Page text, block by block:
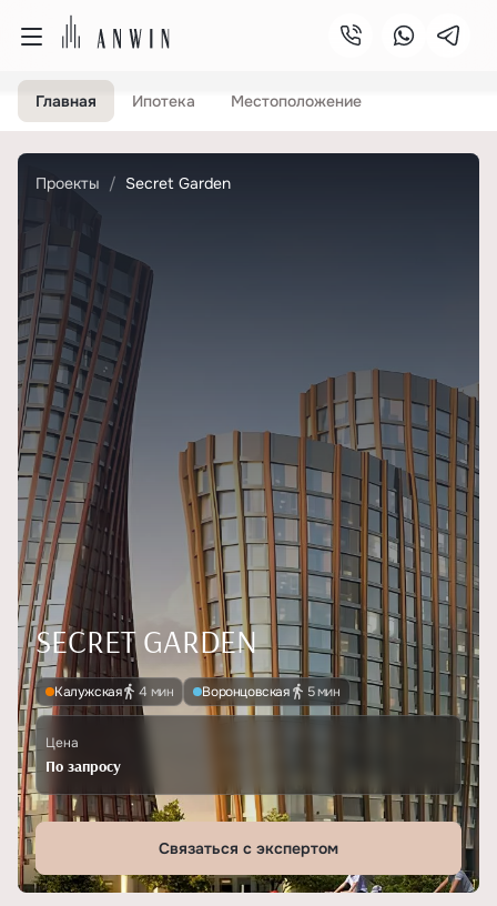
Главная Ипотека Местоположение
Проекты Secret Garden
SECRET GARDEN
Калужская 4 мин Воронцовская 5 мин
Цена
По запросу
Связаться с экспертом